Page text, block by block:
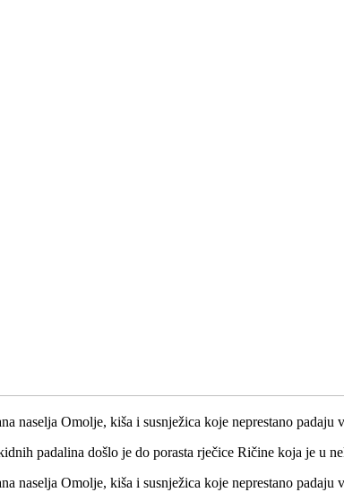
naselja Omolje, kiša i susnježica koje neprestano
padalina došlo je do porasta rječice Ričine koja je u
naselja Omolje, kiša i susnježica koje neprestano